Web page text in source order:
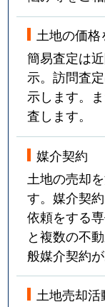
土地の価格
簡易査定は
示。訪問査
示します。
査します。
媒介契約
土地の売却
す。媒介契
依頼をする
と複数の不
般媒介契約が
土地売却活